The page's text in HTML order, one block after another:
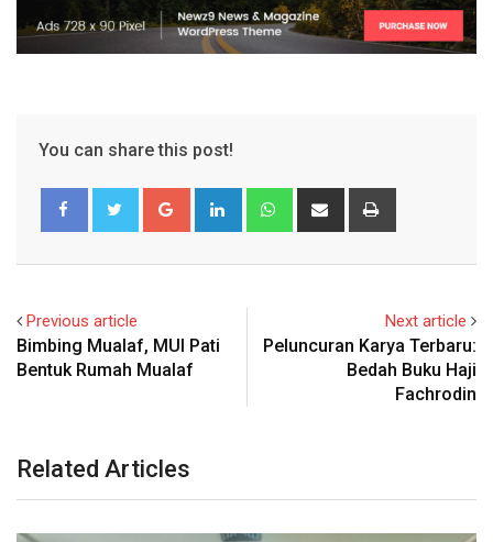
You can share this post!
Google+ LinkedIn WhatsappShare
Previous article
Bimbing Mualaf, MUI Pati
Bentuk Rumah Mualaf
Next article
Peluncuran Karya Terbaru:
Bedah Buku Haji
Fachrodin
Related Articles